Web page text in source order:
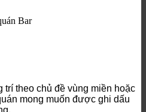
Bar
theo chủ đề vùng miền hoặc
mong muốn được ghi dấu